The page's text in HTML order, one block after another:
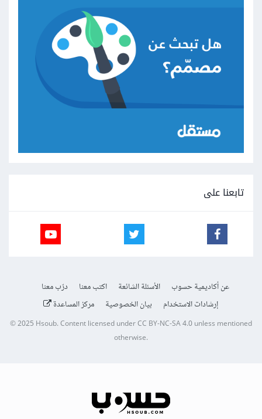
تابعنا على
عن أكاديمية حسوب الأسئلة الشائعة اكتب معنا
درّب معنا
إرشادات الاستخدام
بيان الخصوصية مركز المساعدة
© 2025Hsoub.Content licensed underCC BY-NC-SA 4.0unless mentioned
otherwise.